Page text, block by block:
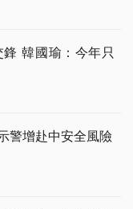
韓國瑜：今年只
警增赴中安全風險